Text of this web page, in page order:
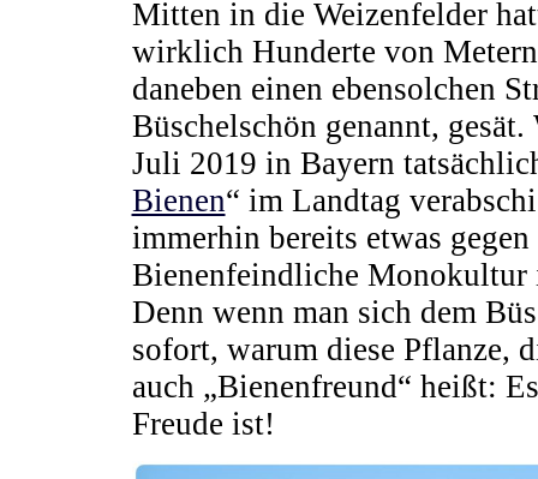
Mitten in die Weizenfelder
wirklich Hunderte von
daneben einen ebensolchen
Büschelschön genannt,
Juli 2019 in Bayern
Bienen“ im Landtag
immerhin bereits etwas
Bienenfeindliche Monokultur
Denn wenn man sich dem
sofort, warum diese Pflanze,
auch „Bienenfreund“ heißt:
Freude ist!